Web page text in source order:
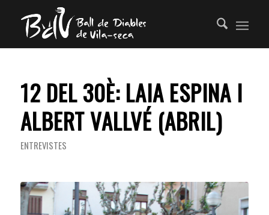
12 DEL 30È: LAIA ESPINA I
ALBERT VALLVÉ (ABRIL)
ENTREVISTES